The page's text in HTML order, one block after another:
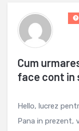
Cum
face cont in
Hello, lucrez
Pana in prezent,